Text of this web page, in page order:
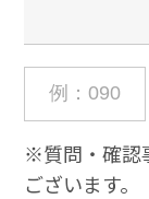
※質問・確認
ございます。